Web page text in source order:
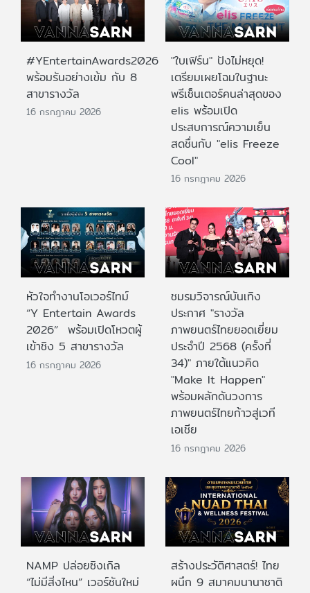
#YEntertainAwards2026
พร้อมรันอย่างเข้ม กับ 8
สาขารางวัล
16 กรกฎาคม 2026
"ใบเฟิร์น" ปังไม่หยุด!
เตรียมเผยโฉมในฐานะ
พรีเซ็นเตอร์คนล่าสุดของ
elis พร้อมเปิด
ประสบการณ์ความเย็น
สดชื่นกับ "elis Freeze
Cool"
16 กรกฎาคม 2026
หัวใจทำงานโอเวอร์ไทม์
“Y Entertain Awards
2026” พร้อมเปิดโหวตผู้
เข้าชิง 5 สาขารางวัล
16 กรกฎาคม 2026
ชมรมวิจารณ์บันเทิง
ประกาศ "รางวัล
ภาพยนตร์ไทยยอดเยี่ยม
ประจําปี 2568 (ครั้งที่
34)" ภายใต้แนวคิด
"Make It Happen"
พร้อมผลักดันวงการ
ภาพยนตร์ไทยก้าวสู่เวที
เอเชีย
16 กรกฎาคม 2026
NAMP ปล่อยซิงเกิล
“ไม่มีสิ่งไหน” เวอร์ชันใหม่
สร้างประวัติศาสตร์! ไทย
ผนึก 9 สมาคมนานาชาติ